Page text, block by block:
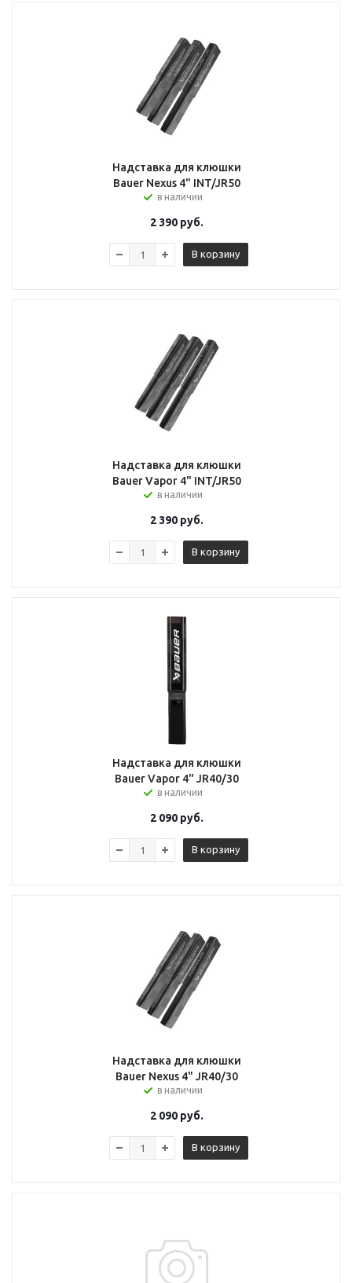
Надставка для клюшки
Bauer Nexus 4" INT/JR50
в наличии
2 390руб.
В корзину
Надставка для клюшки
Bauer Vapor 4" INT/JR50
в наличии
2 390руб.
В корзину
Надставка для клюшки
Bauer Vapor 4" JR40/30
в наличии
2 090руб.
В корзину
Надставка для клюшки
Bauer Nexus 4" JR40/30
в наличии
2 090руб.
В корзину